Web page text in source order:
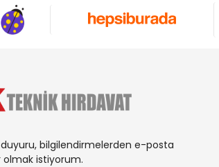
bilgilendirmelerden e-posta
olmak istiyorum.